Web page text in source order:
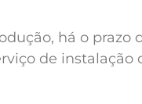
há o prazo
de instalação